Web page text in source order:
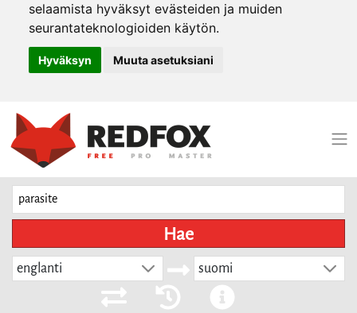
selaamista hyväksyt evästeiden ja muiden
seurantateknologioiden käytön.
Hyväksyn Muuta asetuksiani
Hae
englanti suomi